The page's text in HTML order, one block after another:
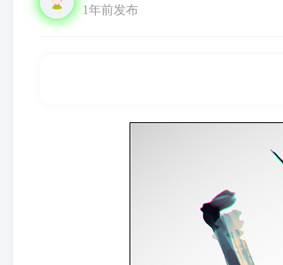
1年前发布